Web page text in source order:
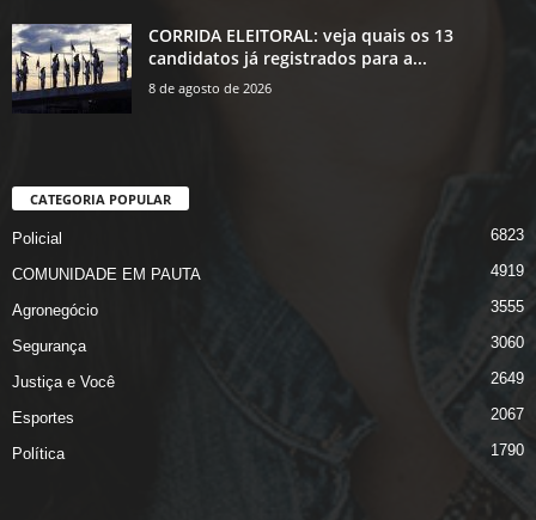
CORRIDA ELEITORAL: veja quais os 13
candidatos já registrados para a...
8 de agosto de 2026
CATEGORIA POPULAR
Policial 6823
COMUNIDADE EM PAUTA 4919
Agronegócio 3555
Segurança 3060
Justiça e Você 2649
Esportes 2067
Política 1790